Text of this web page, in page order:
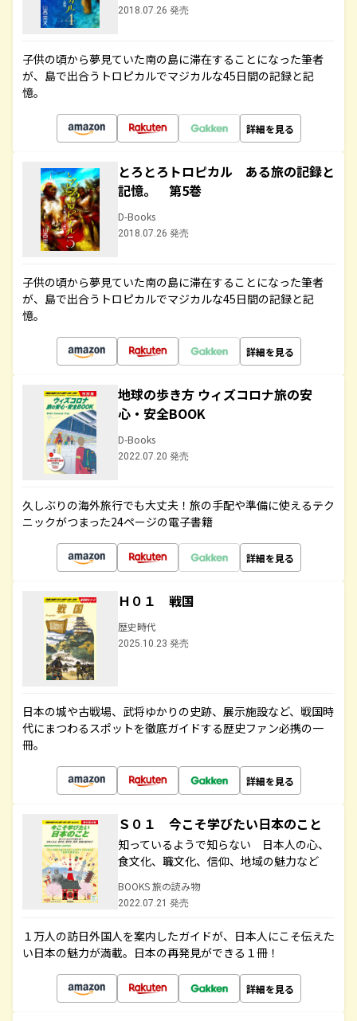
2018.07.26 発売
子供の頃から夢見ていた南の島に滞在することになった筆者
が、島で出合うトロピカルでマジカルな45日間の記録と記
憶。
詳細を見る
とろとろトロピカル ある旅の記録と
記憶。 第5巻
D-Books
2018.07.26 発売
子供の頃から夢見ていた南の島に滞在することになった筆者
が、島で出合うトロピカルでマジカルな45日間の記録と記
憶。
詳細を見る
地球の歩き方 ウィズコロナ旅の安
心・安全BOOK
D-Books
2022.07.20 発売
久しぶりの海外旅行でも大丈夫！旅の手配や準備に使えるテク
ニックがつまった24ページの電子書籍
詳細を見る
Ｈ０１ 戦国
歴史時代
2025.10.23 発売
日本の城や古戦場、武将ゆかりの史跡、展示施設など、戦国時
代にまつわるスポットを徹底ガイドする歴史ファン必携の一
冊。
詳細を見る
Ｓ０１ 今こそ学びたい日本のこと
知っているようで知らない 日本人の心、
食文化、職文化、信仰、地域の魅力など
BOOKS 旅の読み物
2022.07.21 発売
１万人の訪日外国人を案内したガイドが、日本人にこそ伝えた
い日本の魅力が満載。日本の再発見ができる１冊！
詳細を見る